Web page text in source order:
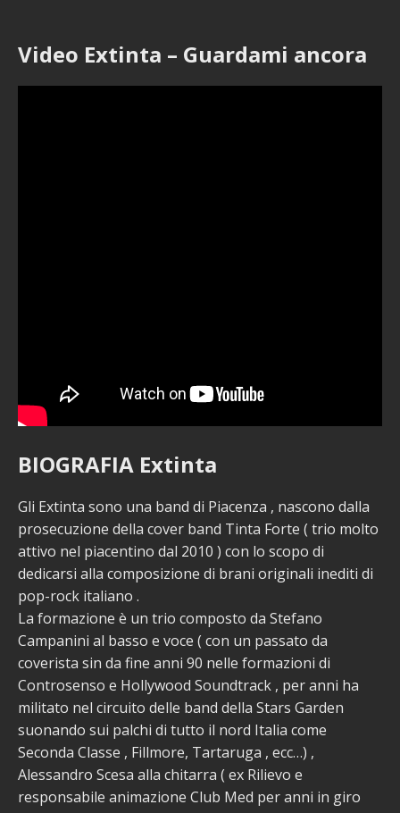
Video Extinta – Guardami ancora
BIOGRAFIA Extinta
Gli Extinta sono una band di Piacenza , nascono dalla
prosecuzione della cover band Tinta Forte ( trio molto
attivo nel piacentino dal 2010 ) con lo scopo di
dedicarsi alla composizione di brani originali inediti di
pop-rock italiano .
La formazione è un trio composto da Stefano
Campanini al basso e voce ( con un passato da
coverista sin da fine anni 90 nelle formazioni di
Controsenso e Hollywood Soundtrack , per anni ha
militato nel circuito delle band della Stars Garden
suonando sui palchi di tutto il nord Italia come
Seconda Classe , Fillmore, Tartaruga , ecc…) ,
Alessandro Scesa alla chitarra ( ex Rilievo e
responsabile animazione Club Med per anni in giro